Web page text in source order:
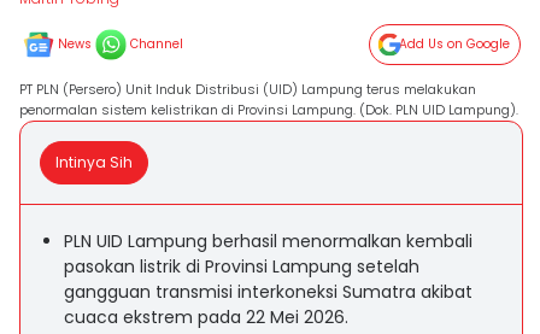
News Channel Add Us on Google
PT PLN (Persero) Unit Induk Distribusi (UID) Lampung terus melakukan
penormalan sistem kelistrikan di Provinsi Lampung. (Dok. PLN UID Lampung).
Intinya Sih
PLN UID Lampung berhasil menormalkan kembali
pasokan listrik di Provinsi Lampung setelah
gangguan transmisi interkoneksi Sumatra akibat
cuaca ekstrem pada 22 Mei 2026.